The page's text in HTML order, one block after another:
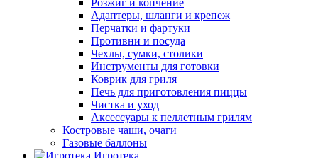
Адаптеры, шланги и крепеж
Перчатки и фартуки
Противни и посуда
Чехлы, сумки, столики
Инструменты для готовки
Коврик для гриля
Печь для приготовления пиццы
Чистка и уход
Аксессуары к пеллетным грилям
Костровые чаши, очаги
Газовые баллоны
Игротека